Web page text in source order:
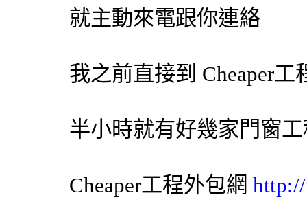
就主動來電跟你連絡
我之前直接到 Cheaper工
半小時就有好幾家門窗
Cheaper工程外包網